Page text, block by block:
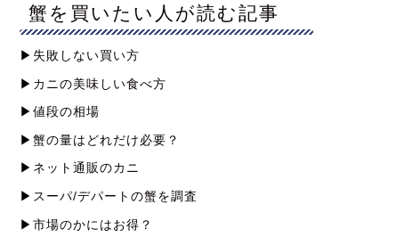
蟹を買いたい人が読む記事
▶︎失敗しない買い方
▶︎カニの美味しい食べ方
▶︎値段の相場
▶︎蟹の量はどれだけ必要？
▶︎ネット通販のカニ
▶︎スーパ/デパートの蟹を調査
▶︎市場のかにはお得？